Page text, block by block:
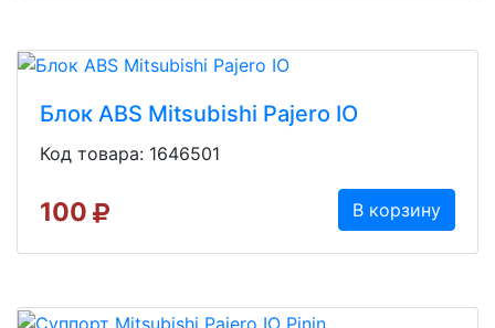
Блок ABS Mitsubishi Pajero IO
Код товара: 1646501
100 В корзину